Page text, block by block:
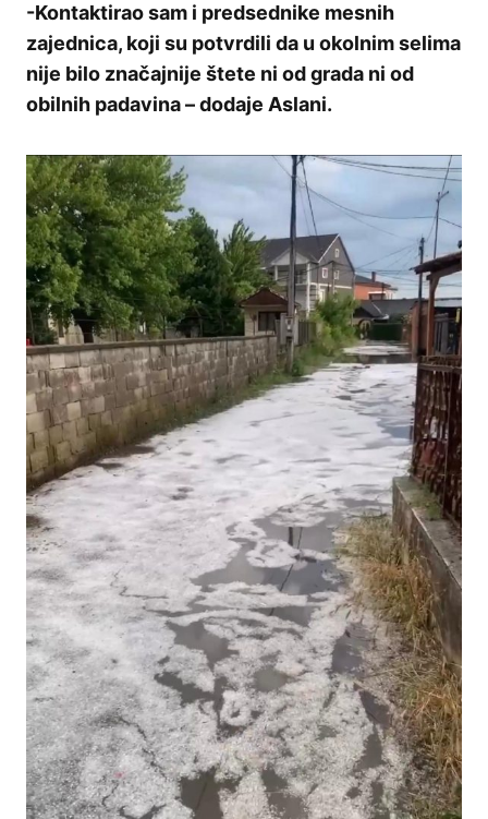
-Kontaktirao sam i predsednike mesnih
zajednica, koji su potvrdili da u okolnim selima
nije bilo značajnije štete ni od grada ni od
obilnih padavina – dodaje Aslani.